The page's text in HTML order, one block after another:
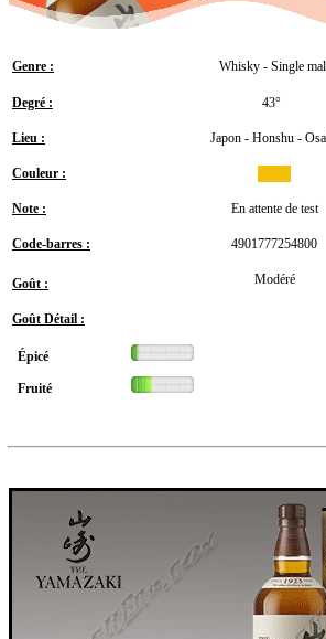
Genre : Whisky - Single
Degré : 43°
Lieu : Japon - Honshu -
Couleur :
Note : En attente de test
Code-barres : 4901777254800
Goût : Modéré
Goût Détail :
Épicé
Fruité